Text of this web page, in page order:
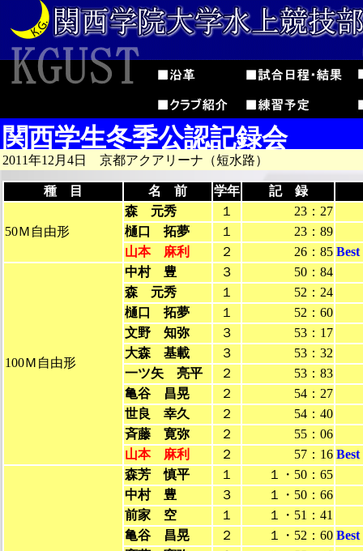
関西学生冬季公認記録会
2011年12月4日 京都アクアリーナ（短水路）
種 目 名 前 学年 記 録
50Ｍ自由形
森 元秀 １
23：27
樋口 拓夢
１
23：89
山本 麻利
２ 26：85 Best
100Ｍ自由形
中村 豊 ３
50：84
森 元秀
１
52：24
樋口 拓夢
１
52：60
文野 知弥
３
53：17
大森 基載
３
53：32
一ツ矢 亮平
２
53：83
亀谷 昌晃
２
54：27
世良 幸久
２
54：40
斉藤 寛弥
２
55：06
山本 麻利
２ 57：16 Best
森芳 慎平 １
１・50：65
中村 豊
３
１・50：66
前家 空
１
１・51：41
亀谷 昌晃
２ １・52：60 Best